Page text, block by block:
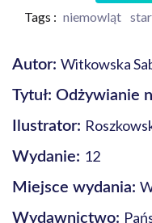
Tags : niemowląt
Autor: Witkowska
Tytuł: Odżywianie
Ilustrator:
Wydanie: 12
Miejsce wydania:
Wydawnictwo: